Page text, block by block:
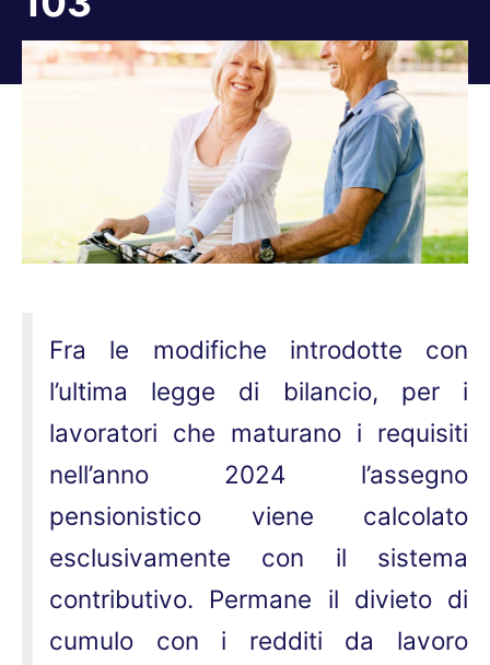
Tu sei qui:
Fra le modifiche introdotte con
l’ultima legge di bilancio, per i
lavoratori che maturano i requisiti
nell’anno 2024 l’assegno
pensionistico viene calcolato
esclusivamente con il sistema
contributivo. Permane il divieto di
cumulo con i redditi da lavoro